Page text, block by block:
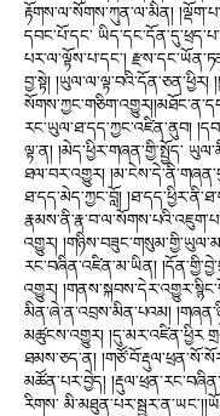
རྟོགས་ལ་སོགས་ཀུན་ལ་མིན།
དབང་པོ་དང་
པར་ལ་ལྟོས་པ་དང་།
བྱ་སྟེ།
རང་ཡུལ་ཐ་དད་ཀྱང་འཛིན་ནུབ།
ལྟ་ན། །མེད་ཕྱིར་གཞན་གྱི་སྤྱོད་
ཐལ་བར་འགྱུར།
ཐ་དད་མེད་ཀྱང་བློ།
འགྱུར།
རང་བཞིན་འཛིན་མ་ཡིན།
འགྱུར།
མིན་ཞེ་ན་འབྲས་མིན་པའམ།
མཚུངས་འགྱུར། །དུ་མར་འཛིན་ཕྱིར
ཐམས་ཅད་ན།
མཚོན་པར་བྱེད།
རིགས་